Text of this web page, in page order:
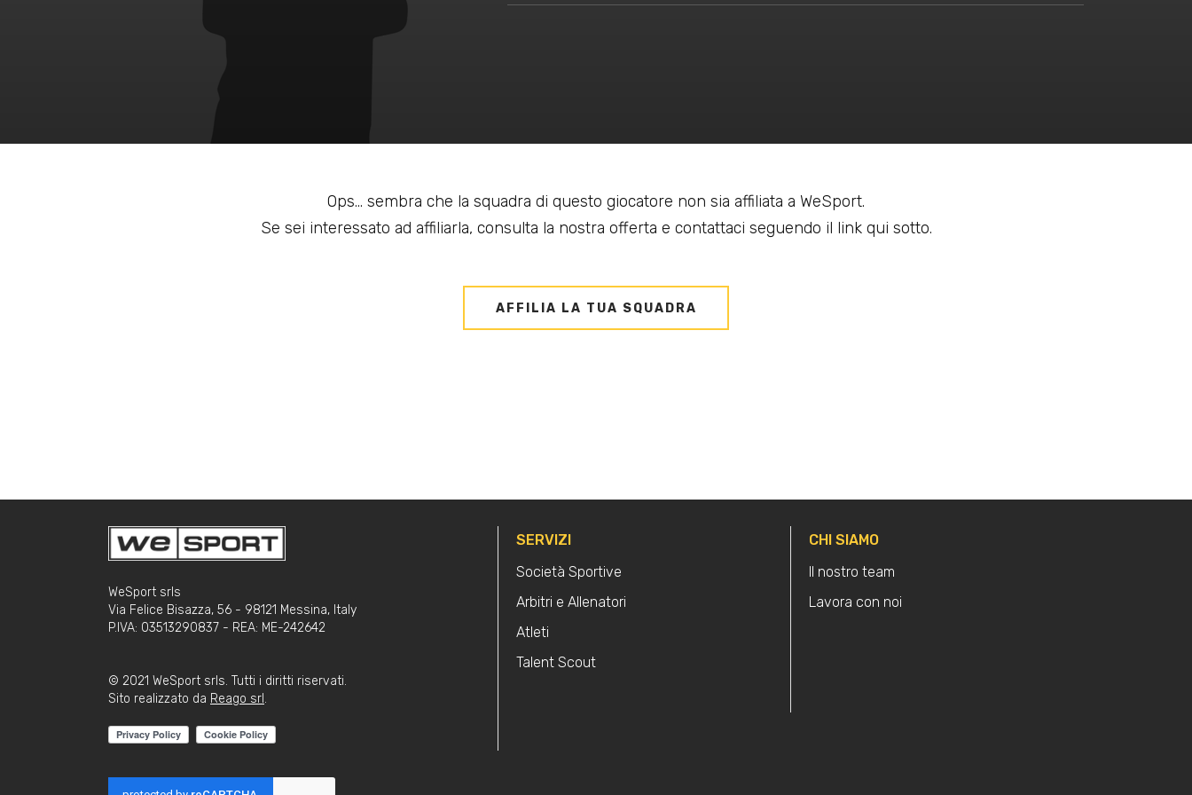
Ops... sembra che la squadra di questo giocatore non sia affiliata a WeSport.
Se sei interessato ad affiliarla, consulta la nostra offerta e contattaci seguendo il link qui sotto.
AFFILIA LA TUA SQUADRA
WeSport srls
Via Felice Bisazza, 56 - 98121 Messina, Italy
P.IVA: 03513290837 - REA: ME-242642
© 2021 WeSport srls. Tutti i diritti riservati.
Sito realizzato da Reago srl .
SERVIZI
Società Sportive
Arbitri e Allenatori
Atleti
Talent Scout
CHI SIAMO
Il nostro team
Lavora con noi